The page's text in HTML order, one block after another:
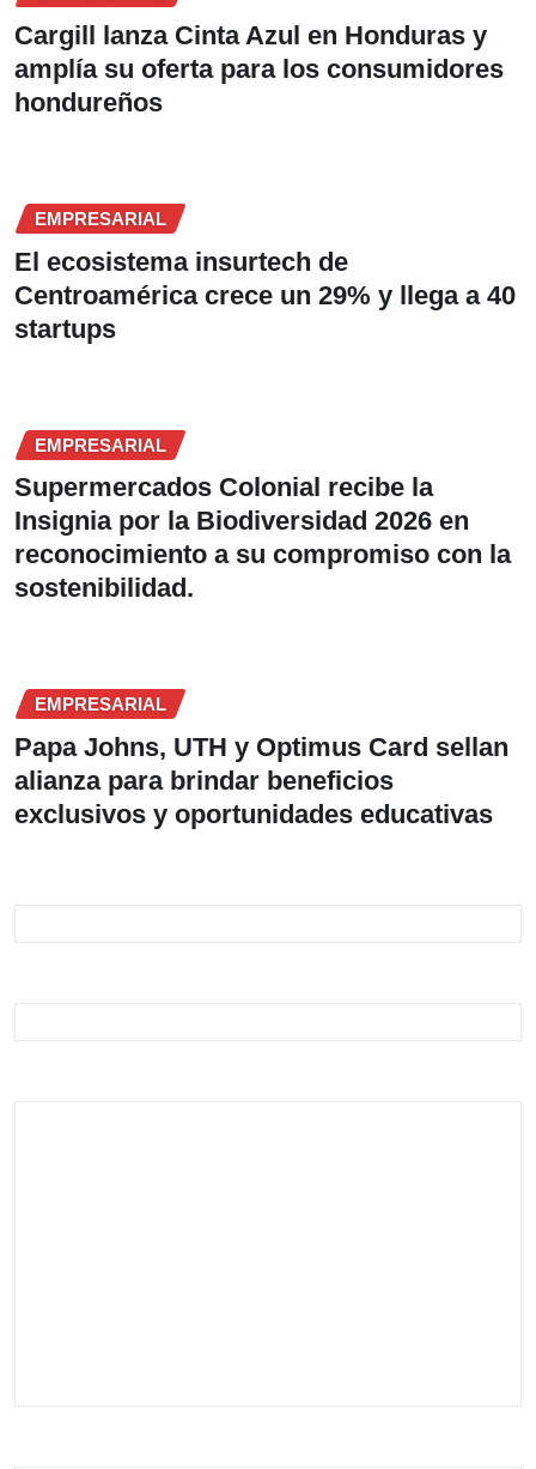
Cargill lanza Cinta Azul en Honduras y
amplía su oferta para los consumidores
hondureños
EMPRESARIAL
El ecosistema insurtech de
Centroamérica crece un 29% y llega a 40
startups
EMPRESARIAL
Supermercados Colonial recibe la
Insignia por la Biodiversidad 2026 en
reconocimiento a su compromiso con la
sostenibilidad.
EMPRESARIAL
Papa Johns, UTH y Optimus Card sellan
alianza para brindar beneficios
exclusivos y oportunidades educativas